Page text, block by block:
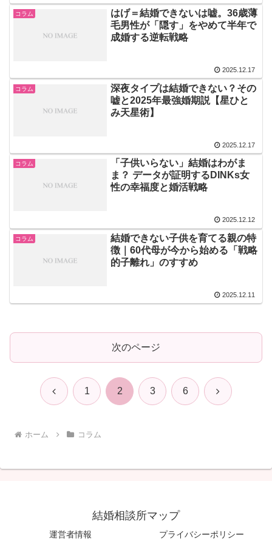
コラム
はげ＝結婚できないは嘘。36歳薄
毛男性が「隠す」をやめて半年で
成婚する逆転戦略
2025.12.17
コラム
深夜タイプは結婚できない？その
嘘と2025年最強婚期説【星ひと
み天星術】
2025.12.17
コラム
「子供いらない」結婚はわがま
ま？ データが証明するDINKs女
性の幸福度と婚活戦略
2025.12.12
コラム
結婚できない子供を育てる親の特
徴｜60代母が今から始める「戦略
的子離れ」のすすめ
2025.12.11
次のページ
前 1 2 3 6 次
ホーム コラム
結婚相談所マップ
運営者情報 プライバシーポリシー